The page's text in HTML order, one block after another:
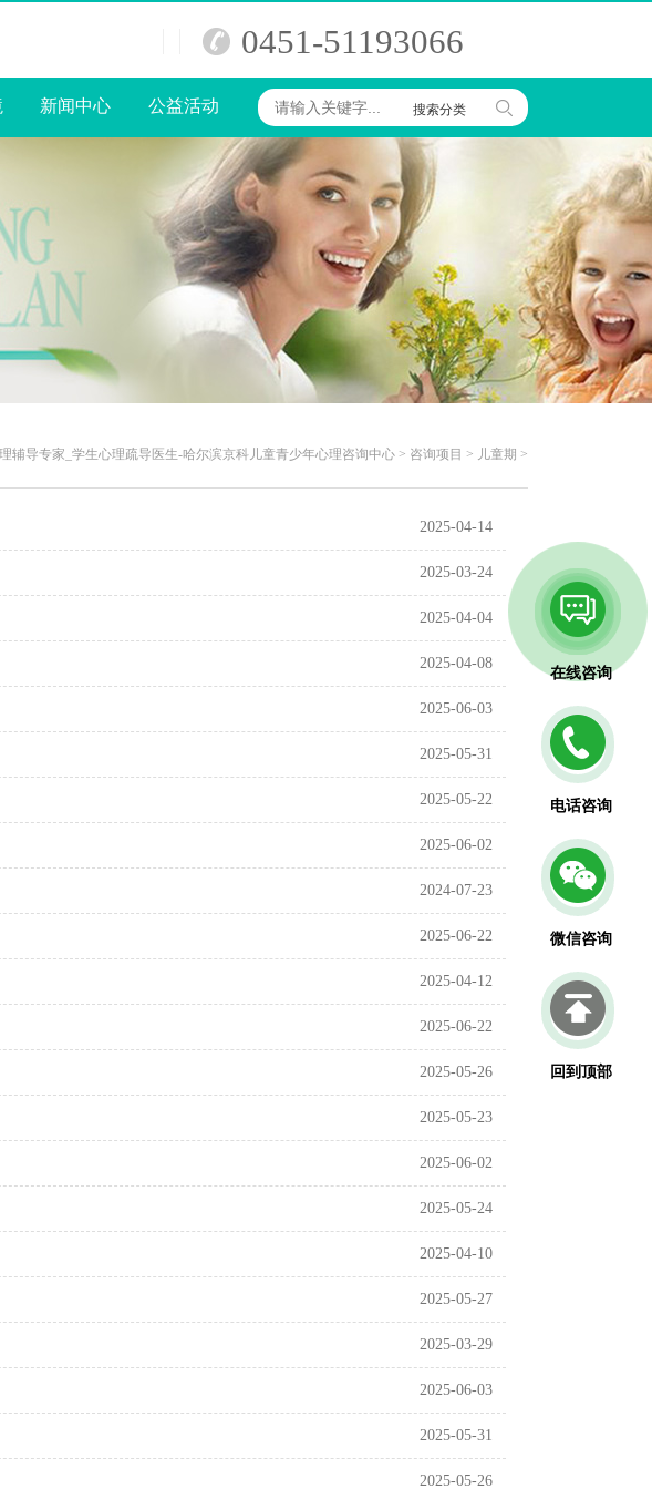
0451-51193066
新闻中心 公益活动 搜索分类
辅导专家_学生心理疏导医生-哈尔滨京科儿童青少年心理咨询中心 > 咨询项目 > 儿童期 >
2025-04-14
2025-03-24
2025-04-04
2025-04-08
2025-06-03
2025-05-31
2025-05-22
2025-06-02
2024-07-23
2025-06-22
2025-04-12
2025-06-22
2025-05-26
2025-05-23
2025-06-02
2025-05-24
2025-04-10
2025-05-27
2025-03-29
2025-06-03
2025-05-31
2025-05-26
在线咨询
电话咨询
微信咨询
回到顶部